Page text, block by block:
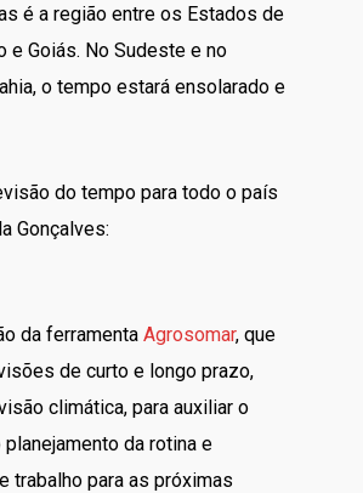
é a região entre os Estados de
e Goiás. No Sudeste e no
o tempo estará ensolarado e
do tempo para todo o país
Gonçalves:
da ferramenta Agrosomar, que
de curto e longo prazo,
climática, para auxiliar o
da rotina e
trabalho para as próximas